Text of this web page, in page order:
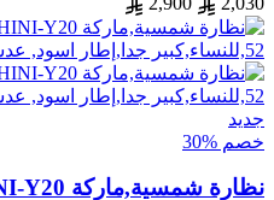
جديد
خصم %30